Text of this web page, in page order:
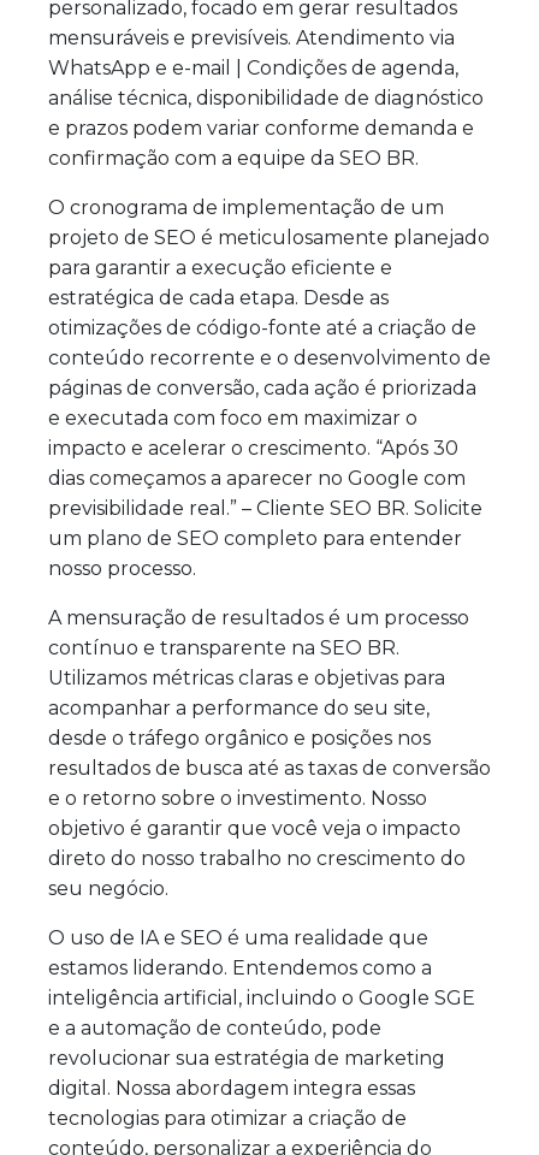
personalizado, focado em gerar resultados
mensuráveis e previsíveis. Atendimento via
WhatsApp e e-mail | Condições de agenda,
análise técnica, disponibilidade de diagnóstico
e prazos podem variar conforme demanda e
confirmação com a equipe da SEO BR.
O cronograma de implementação de um
projeto de SEO é meticulosamente planejado
para garantir a execução eficiente e
estratégica de cada etapa. Desde as
otimizações de código-fonte até a criação de
conteúdo recorrente e o desenvolvimento de
páginas de conversão, cada ação é priorizada
e executada com foco em maximizar o
impacto e acelerar o crescimento. “Após 30
dias começamos a aparecer no Google com
previsibilidade real.” – Cliente SEO BR. Solicite
um plano de SEO completo para entender
nosso processo.
A mensuração de resultados é um processo
contínuo e transparente na SEO BR.
Utilizamos métricas claras e objetivas para
acompanhar a performance do seu site,
desde o tráfego orgânico e posições nos
resultados de busca até as taxas de conversão
e o retorno sobre o investimento. Nosso
objetivo é garantir que você veja o impacto
direto do nosso trabalho no crescimento do
seu negócio.
O uso de IA e SEO é uma realidade que
estamos liderando. Entendemos como a
inteligência artificial, incluindo o Google SGE
e a automação de conteúdo, pode
revolucionar sua estratégia de marketing
digital. Nossa abordagem integra essas
tecnologias para otimizar a criação de
conteúdo, personalizar a experiência do